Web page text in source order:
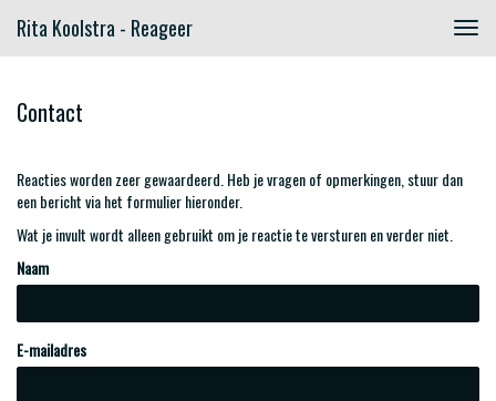
Rita Koolstra - Reageer
Contact
Reacties worden zeer gewaardeerd. Heb je vragen of opmerkingen, stuur dan
een bericht via het formulier hieronder.
Wat je invult wordt alleen gebruikt om je reactie te versturen en verder niet.
Naam
E-mailadres